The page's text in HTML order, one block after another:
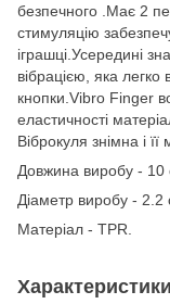
безпечного .Має 2
стимуляцію
іграшці.Усередині
вібрацією, яка
кнопки.Vibro Finger
еластичності
Віброкуля знімна і
Довжина виробу - 10
Діаметр виробу - 2.2
Матеріал - TPR.
Характеристики